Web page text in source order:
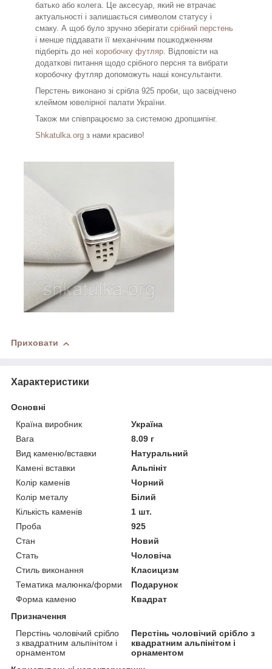
батько або колега. Це аксесуар, який не втрачає
актуальності і залишається символом статусу і
смаку. А щоб було зручно зберігати срібний перстень
і менше піддавати її механічним пошкодженням
підберіть до неї коробочку футляр. Відповісти на
додаткові питання щодо срібного персня та вибрати
коробочку футляр допоможуть наші консультанти.
Перстень виконано зі срібла 925 проби, що засвідчено
клеймом ювелірної палати України.
Також ми співпрацюємо за системою дропшипінг.
Shkatulka.org з нами красиво!
Приховати
Характеристики
Основні
Країна виробник
Україна
Вага
8.09 г
Вид каменю/вставки
Натуральний
Камені вставки
Альпініт
Колір каменів
Чорний
Колір металу
Білий
Кількість каменів
1 шт.
Проба
925
Стан
Новий
Стать
Чоловіча
Стиль виконання
Класицизм
Тематика малюнка/форми
Подарунок
Форма каменю
Квадрат
Призначення
Перстінь чоловічий срібло
з квадратним альпінітом і
орнаментом
Перстінь чоловічий срібло з
квадратним альпінітом і
орнаментом